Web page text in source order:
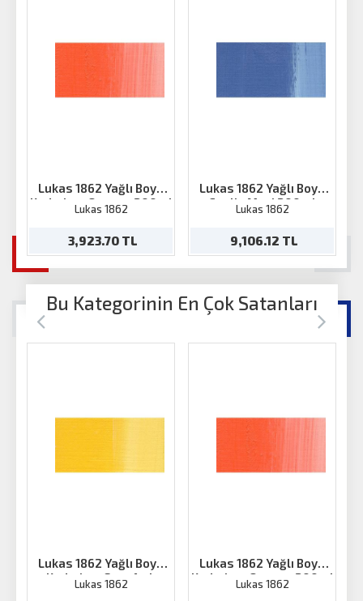
Lukas 1862 Yağlı Boya
Kadmium Orange 200ml
Lukas 1862
3,923.70 TL
Lukas 1862 Yağlı Boya
Coelin Mavi 200ml
Lukas 1862
9,106.12 TL
Bu Kategorinin En Çok Satanları
Lukas 1862 Yağlı Boya
Kadmium Sarı-Açık
200ml
Lukas 1862
Lukas 1862 Yağlı Boya
Kadmium Orange 200ml
Lukas 1862